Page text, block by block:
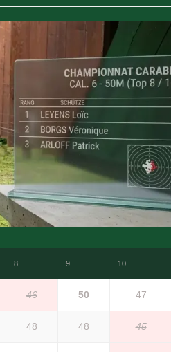
8 9 10
46 50 47
48 48 45